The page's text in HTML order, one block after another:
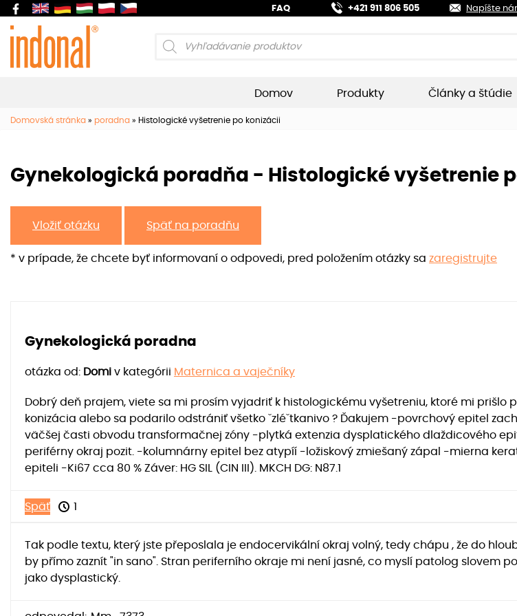
FAQ +421 911 806 505 Napíšte
Products
Domov Produkty Články a štúdie
Domovská stránka » poradna » Histologické vyšetrenie po konizácii
Gynekologická poradňa - Histologické vyšetrenie
Vložiť otázku Späť na poradňu
* v prípade, že chcete byť informovaní o odpovedi, pred položením otázky sa zaregistrujte
Gynekologická poradna
otázka od: Domi v kategórii Maternica a vaječníky
Dobrý deň prajem, viete sa mi prosím vyjadriť k histologickému vyšetreniu, ktoré mi
konizácia alebo sa podarilo odstrániť všetko ˇzléˇtkanivo ? Ďakujem -povrchový epitel
väčšej časti obvodu transformačnej zóny -plytká extenzia dysplatického dlaždicového
periférny okraj pozit. -kolumnárny epitel bez atypíí -ložiskový zmiešaný zápal -mierna
epiteli -Ki67 cca 80 % Záver: HG SIL (CIN III). MKCH DG: N87.1
Späť 1
Tak podle textu, který jste přeposlala je endocervikální okraj volný, tedy chápu , že do
by přímo zaznít "in sano". Stran periferního okraje mi není jasné, co myslí patolog slovem
jako dysplastický.